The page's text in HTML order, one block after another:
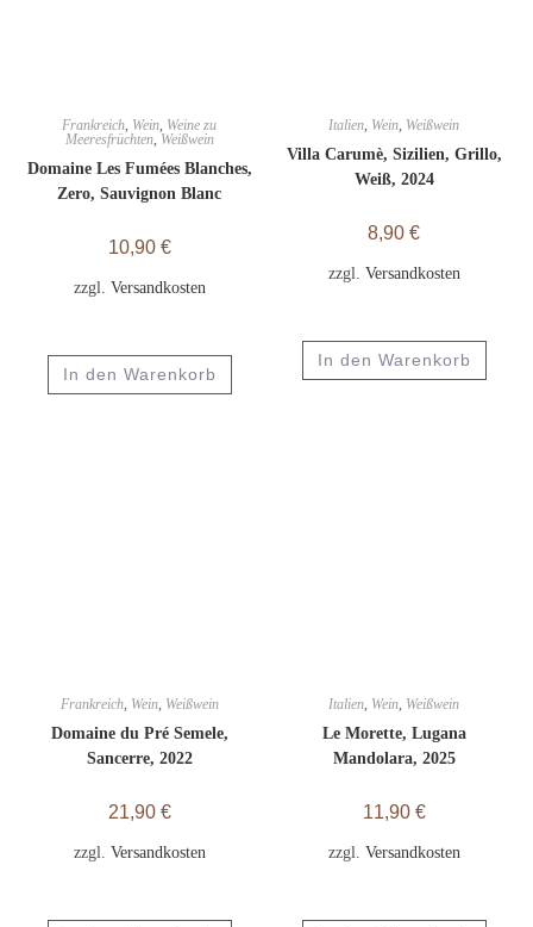
Frankreich, Wein, Weine zu
Meeresfrüchten, Weißwein
Domaine Les Fumées Blanches,
Zero, Sauvignon Blanc
10,90 €
zzgl. Versandkosten
In den Warenkorb
Italien, Wein, Weißwein
Villa Carumè, Sizilien, Grillo,
Weiß, 2024
8,90 €
zzgl. Versandkosten
In den Warenkorb
Frankreich, Wein, Weißwein
Domaine du Pré Semele,
Sancerre, 2022
21,90 €
zzgl. Versandkosten
Italien, Wein, Weißwein
Le Morette, Lugana
Mandolara, 2025
11,90 €
zzgl. Versandkosten